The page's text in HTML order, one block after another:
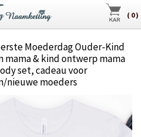
( 0)
Moederdag Ouder-Kind
mama & kind ontwerp mama
set, cadeau voor
nieuwe moeders